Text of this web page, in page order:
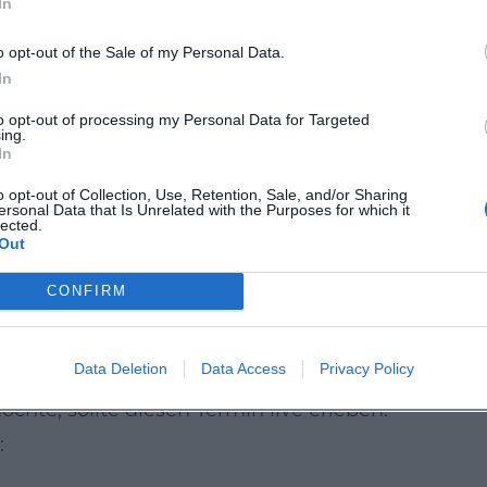
opt-out of the Sale of my Personal Data.
opt-out of processing my Personal Data for Targeted
opt-out of Collection, Use, Retention, Sale, and/or Sharing
Data that Is Unrelated with the Purposes for which it
CONFIRM
Data Deletion Data Access Privacy Policy
als auf Substanz: ein verständlicher
ein Publikum, das sich für Zukunftsthemen
Vorberichterstattung: Sie macht Lust auf
Perspektiven zusammenführt.
Fragen interessiert, findet hier ein
Wer das Thema besser verstehen und mit
sollte diesen Termin live erleben.